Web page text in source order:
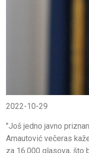
2022-10-29
"Još jedno javno
Arnautović večeras
za 16.000 glasova, što